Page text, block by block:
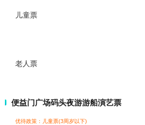
儿童票
老人票
便益门广场码头夜游游船演艺票
优待政策：儿童票(3周岁以下)